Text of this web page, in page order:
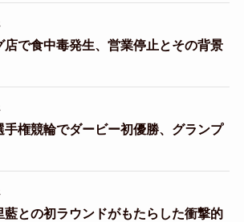
店で食中毒発生、営業停止とその背景
手権競輪でダービー初優勝、グランプ
藍との初ラウンドがもたらした衝撃的